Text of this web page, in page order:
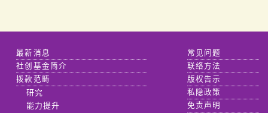
最新消息
社创基金简介
拨款范畴
研究
能力提升
常见问题
联络方法
版权告示
私隐政策
免责声明